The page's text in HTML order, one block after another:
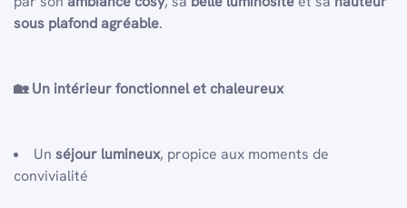
sous plafond agréable.
🏡Un intérieur fonctionnel et chaleureux
Un séjour lumineux, propice aux moments de
convivialité